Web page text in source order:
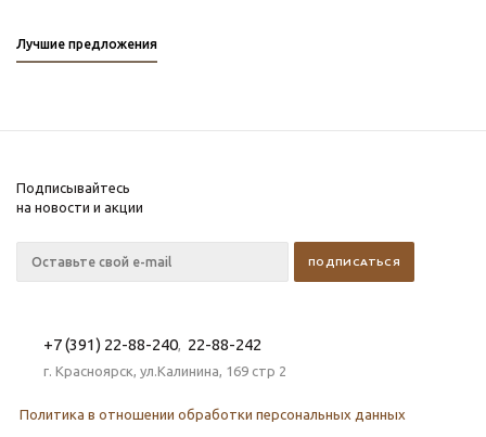
Лучшие предложения
Подписывайтесь
на новости и акции
+7 (391) 22-88-240, 22-88-242
г. Красноярск, ул.Калинина, 169 стр 2
Политика в отношении обработки персональных данных